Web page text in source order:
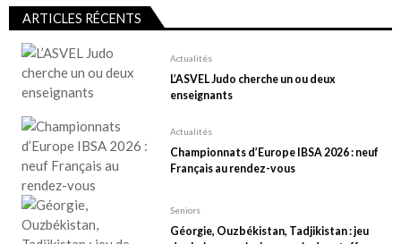
ARTICLES RÉCENTS
Actualités
L’ASVEL Judo cherche un ou deux
enseignants
Actualités
Championnats d’Europe IBSA 2026 : neuf
Français au rendez-vous
Seniors
Géorgie, Ouzbékistan, Tadjikistan : jeu